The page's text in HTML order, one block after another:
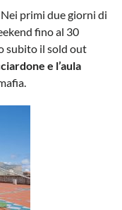
primi due giorni di
fino al 30
subito il sold out
e l’aula